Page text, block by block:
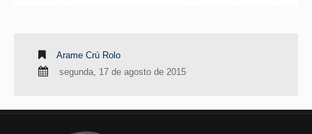
Arame Crú Rolo
segunda, 17 de agosto de 2015